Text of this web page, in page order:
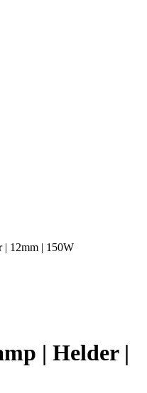
| 12mm | 150W
| Helder |